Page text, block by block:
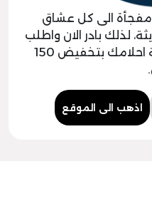
الى كل عشاق
لذلك بادر الان واطلب
الجهاز الذي كان في قائمة احلامك بتخفيض 150
اذهب الى الموقع